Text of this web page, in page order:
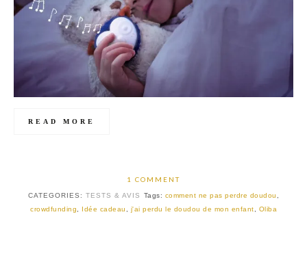
READ MORE
1 COMMENT
CATEGORIES: TESTS & AVIS Tags: comment ne pas perdre doudou ,
crowdfunding, Idée cadeau , j'ai perdu le doudou de mon enfant, Oliba